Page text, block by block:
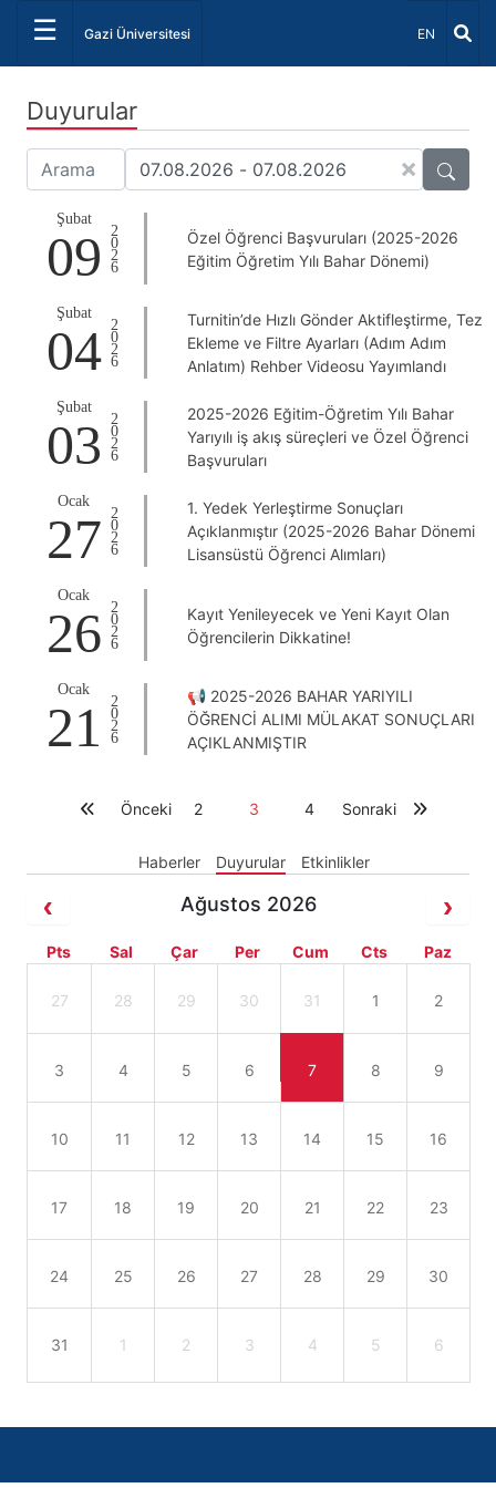
☰ Gazi Üniversitesi Dil Seçiniz
EN
Duyurular
×
Şubat
09 2026
Özel Öğrenci Başvuruları (2025-2026
Eğitim Öğretim Yılı Bahar Dönemi)
Şubat
042026
Turnitin’de Hızlı Gönder Aktifleştirme, Tez
Ekleme ve Filtre Ayarları (Adım Adım
Anlatım) Rehber Videosu Yayımlandı
Şubat
03 2026
2025-2026 Eğitim-Öğretim Yılı Bahar
Yarıyılı iş akış süreçleri ve Özel Öğrenci
Başvuruları
Ocak
27 2026
1. Yedek Yerleştirme Sonuçları
Açıklanmıştır (2025-2026 Bahar Dönemi
Lisansüstü Öğrenci Alımları)
Ocak
26 2026
Kayıt Yenileyecek ve Yeni Kayıt Olan
Öğrencilerin Dikkatine!
Ocak
21 2026
📢 2025-2026 BAHAR YARIYILI
ÖĞRENCİ ALIMI MÜLAKAT SONUÇLARI
AÇIKLANMIŞTIR
Önceki 2 3 4 Sonraki
Haberler Duyurular Etkinlikler
Ağustos 2026
Pts Sal Çar Per Cum Cts Paz
27 28 29 30 31 1 2
3 4 5 6 7 8 9
10 11 12 13 14 15 16
17 18 19 20 21 22 23
24 25 26 27 28 29 30
31 1 2 3 4 5 6